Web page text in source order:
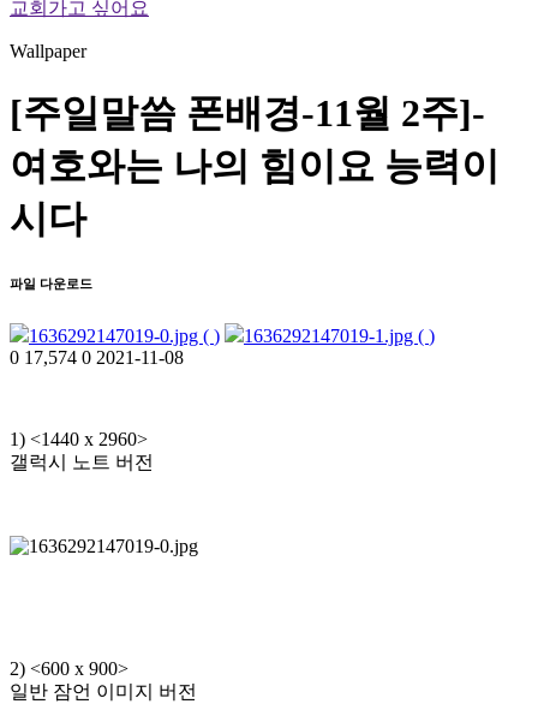
교회가고 싶어요
Wallpaper
[주일말씀 폰배경-11월 2주]-
여호와는 나의 힘이요 능력이
시다
파일 다운로드
1636292147019-0.jpg ( ) 1636292147019-1.jpg ( )
0 17,574 0 2021-11-08
1) <1440 x 2960>
갤럭시 노트 버전
2) <600 x 900>
일반 잠언 이미지 버전